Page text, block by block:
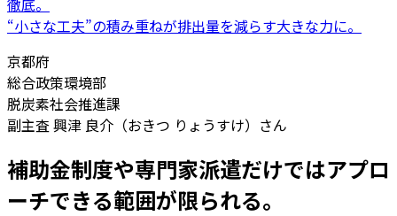
徹底。
“小さな工夫”の積み重ねが排出量を減らす大きな力に。
京都府
総合政策環境部
脱炭素社会推進課
副主査 興津 良介（おきつ りょうすけ）さん
補助金制度や専門家派遣だけではアプロ
ーチできる範囲が限られる。